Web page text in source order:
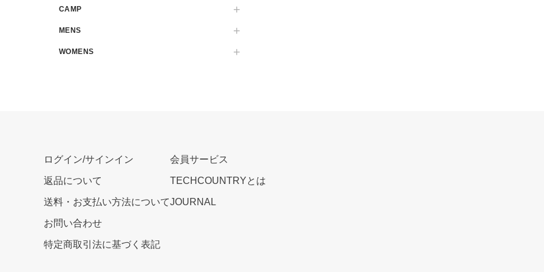
CAMP
MENS
WOMENS
ログイン/サインイン
返品について
送料・お支払い方法について
お問い合わせ
特定商取引法に基づく表記
会員サービス
TECHCOUNTRYとは
JOURNAL